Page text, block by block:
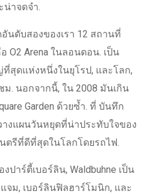
าจดจำ.
ดับสองของเรา 12 สถานที่
Arena ในลอนดอน. เป็น
สุดแห่งหนึ่งในยุโรป, และโลก,
. นอกจากนี้, ใน 2008 มันเกิน
Garden ด้วยซ้ำ. ที่ บันทึก
งแผนวันหยุดที่น่าประทับใจของ
รีที่ดีที่สุดในโลกโดยรถไฟ.
ปาร์ตี้เบอร์ลิน, Waldbuhne เป็น
จม, เบอร์ลินฟิลฮาร์โมนิก, และ